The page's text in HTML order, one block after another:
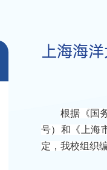
上海海
根据《国
号）和《上海
定，我校组织